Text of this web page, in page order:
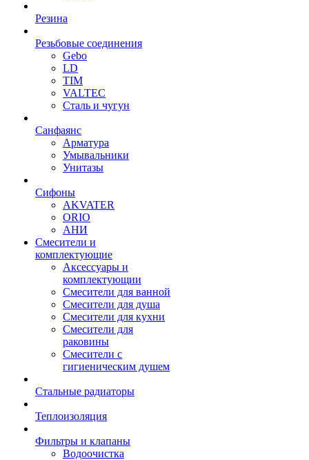
Резина
Резьбовые соединения
Gebo
LD
TIM
VALTEC
Сталь и чугун
Санфаянс
Арматура
Умывальники
Унитазы
Сифоны
AKVATER
ORIO
АНИ
Смесители и
комплектующие
Аксессуары и
комплектующии
Смесители для ванной
Смесители для душа
Смесители для кухни
Смесители для
раковины
Смесители с
гигиеническим душем
Стальные радиаторы
Теплоизоляция
Фильтры и клапаны
Водоочистка